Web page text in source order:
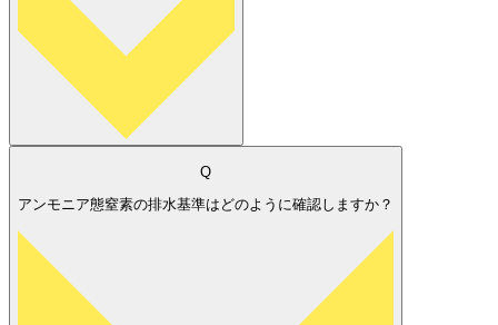
Q
アンモニア態窒素の排水基準はどのように確認しますか？